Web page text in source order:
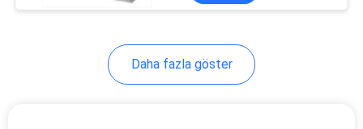
Daha fazla göster